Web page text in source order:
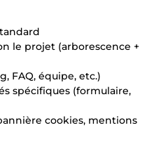
le projet (arborescence +
FAQ, équipe, etc.)
spécifiques (formulaire,
cookies, mentions